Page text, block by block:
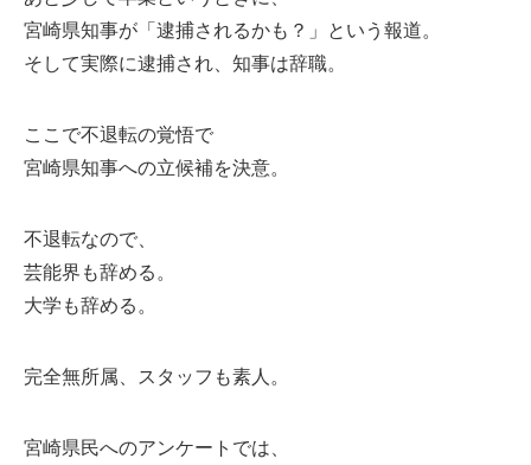
宮崎県知事が「逮捕されるかも？」という報道。
そして実際に逮捕され、知事は辞職。
ここで不退転の覚悟で
宮崎県知事への立候補を決意。
不退転なので、
芸能界も辞める。
大学も辞める。
完全無所属、スタッフも素人。
宮崎県民へのアンケートでは、